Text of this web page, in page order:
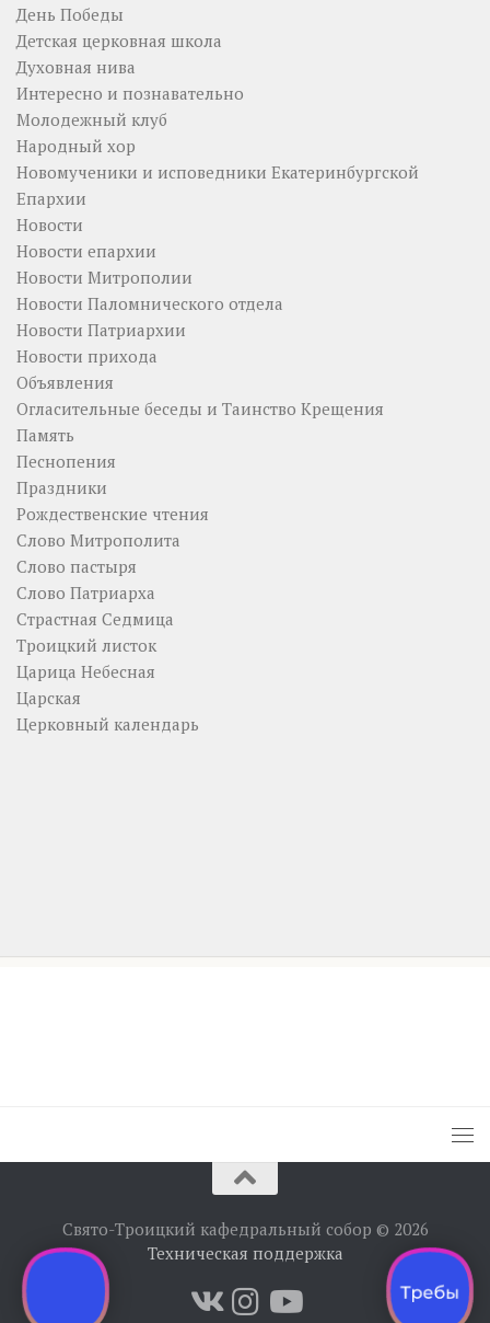
День Победы
Детская церковная школа
Духовная нива
Интересно и познавательно
Молодежный клуб
Народный хор
Новомученики и исповедники Екатеринбургской
Епархии
Новости
Новости епархии
Новости Митрополии
Новости Паломнического отдела
Новости Патриархии
Новости прихода
Объявления
Огласительные беседы и Таинство Крещения
Память
Песнопения
Праздники
Рождественские чтения
Слово Митрополита
Слово пастыря
Слово Патриарха
Страстная Седмица
Троицкий листок
Царица Небесная
Царская
Церковный календарь
Свято-Троицкий кафедральный собор © 2026
Техническая поддержка